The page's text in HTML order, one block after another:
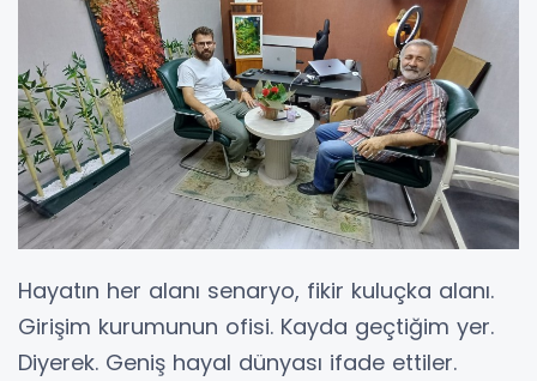
Hayatın her alanı senaryo, fikir kuluçka alanı.
Girişim kurumunun ofisi. Kayda geçtiğim yer.
Diyerek. Geniş hayal dünyası ifade ettiler.